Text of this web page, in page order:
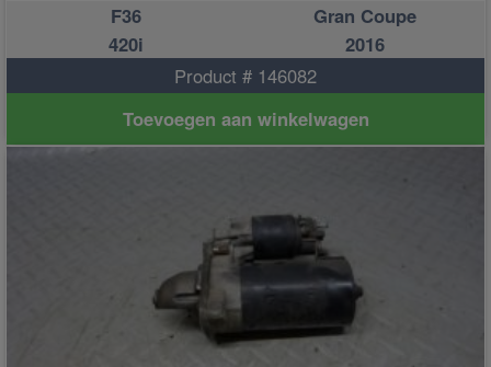
F36
Gran Coupe
420i
2016
Product # 146082
Toevoegen aan winkelwagen